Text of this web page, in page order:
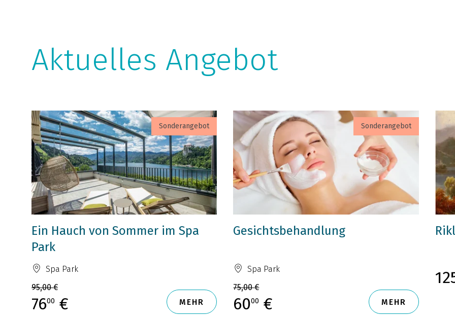
Aktuelles Angebot
Sonderangebot
Ein Hauch von Sommer im Spa
Park
Spa Park
95,00 €
7600 € MEHR
Sonderangebot
Gesichtsbehandlung
Spa Park
75,00 €
6000 € MEHR